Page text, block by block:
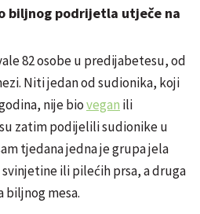
biljnog podrijetla utječe na
82 osobe u predijabetesu, od
Niti jedan od sudionika, koji
nije biovegan ili
zatim podijelili sudionike u
tjedana jedna je grupa jela
ili pilećih prsa, a druga
biljnog mesa.